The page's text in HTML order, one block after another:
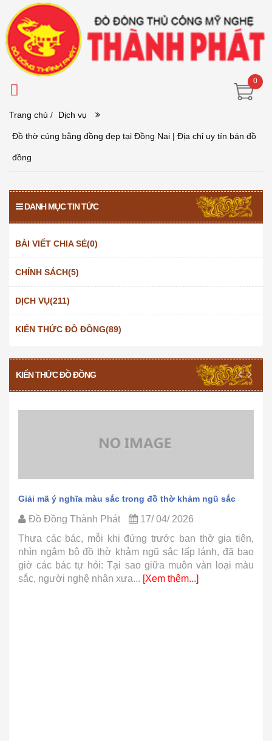
0
Trang chủ / Dịch vụ
Đồ thờ cúng bằng đồng đẹp tại Đồng Nai | Địa chỉ uy tín bán đồ
đồng
DANH MỤC TIN TỨC
BÀI VIẾT CHIA SẺ(0)
CHÍNH SÁCH(5)
DỊCH VỤ(211)
KIẾN THỨC ĐỒ ĐỒNG(89)
KIẾN THỨC ĐỒ ĐỒNG
Quy trình khảm ngũ sắc tại đồ đồng Thành Phát
Đồ Đồng Thành Phát
15/ 04/ 2026
Thưa các bác, đã bao giờ các bác tự hỏi tại sao một
bộ đỉnh khảm ngũ sắc lại có giá trị cao gấp nhiều lần
so với hàng phổ thông, hay tại sao những sợi vàng,
sợi bạc lại...[Xem thêm...]